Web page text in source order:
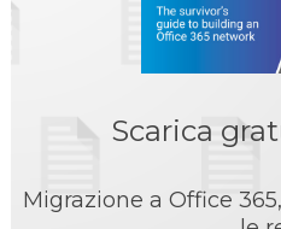
Scarica
Migrazione a Office